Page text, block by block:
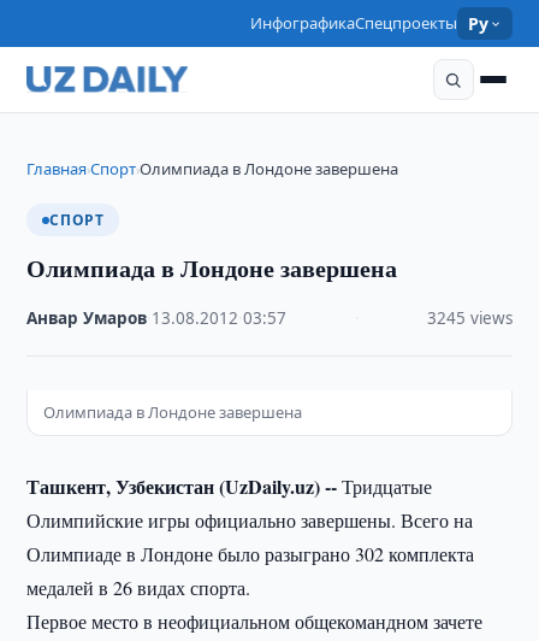
ИнфографикаСпецпроекты Ру
Главная›Спорт›Олимпиада в Лондоне завершена
СПОРТ
Олимпиада в Лондоне завершена
Анвар Умаров 13.08.2012 ·03:57 3245 views
Олимпиада в Лондоне завершена
Ташкент, Узбекистан (UzDaily.uz) --Тридцатые
Олимпийские игры официально завершены. Всего на
Олимпиаде в Лондоне было разыграно 302 комплекта
медалей в 26 видах спорта.
Первое место в неофициальном общекомандном зачете